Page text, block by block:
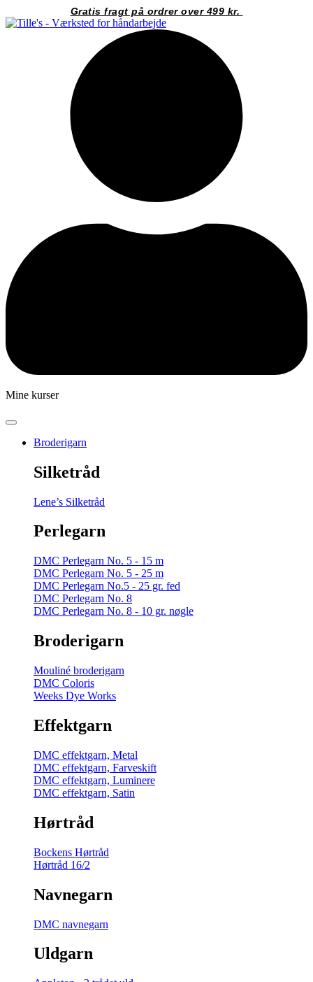
til
Gratis fragt på ordrer over 499 kr.
Mine kurser
Broderigarn
Silketråd
Lene’s Silketråd
Perlegarn
DMC Perlegarn No. 5 - 15 m
DMC Perlegarn No. 5 - 25 m
DMC Perlegarn No.5 - 25 gr. fed
DMC Perlegarn No. 8
DMC Perlegarn No. 8 - 10 gr. nøgle
Broderigarn
Mouliné broderigarn
DMC Coloris
Weeks Dye Works
Effektgarn
DMC effektgarn, Metal
DMC effektgarn, Farveskift
DMC effektgarn, Luminere
DMC effektgarn, Satin
Hørtråd
Bockens Hørtråd
Hørtråd 16/2
Navnegarn
DMC navnegarn
Uldgarn